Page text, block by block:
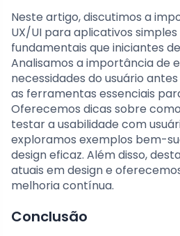
Neste artigo, discutimos a
UX/UI para aplicativos
fundamentais que iniciantes
Analisamos a importância de
necessidades do usuário
as ferramentas essenciais
Oferecemos dicas sobre
testar a usabilidade com
exploramos exemplos bem-
design eficaz. Além disso,
atuais em design e
melhoria contínua.
Conclusão